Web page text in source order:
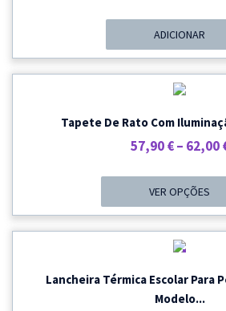
ADICIONAR
Tapete De Rato Com
57,90€ – 62,00
VER OPÇÕES
Lancheira Térmica Escolar Para
Modelo...